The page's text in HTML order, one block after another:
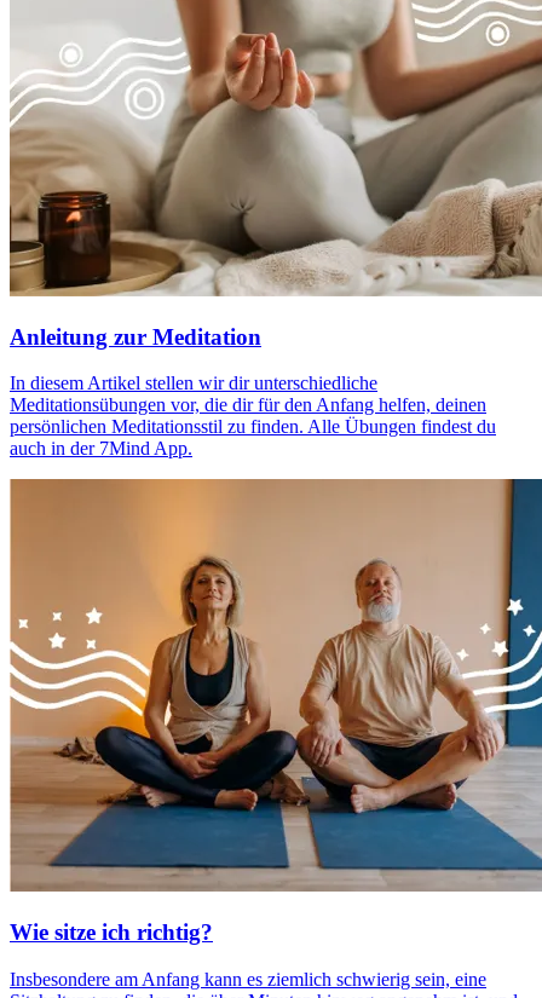
Anleitung zur Meditation
In diesem Artikel stellen wir dir unterschiedliche
Meditationsübungen vor, die dir für den Anfang helfen, deinen
persönlichen Meditationsstil zu finden. Alle Übungen findest du
auch in der 7Mind App.
Wie sitze ich richtig?
Insbesondere am Anfang kann es ziemlich schwierig sein, eine